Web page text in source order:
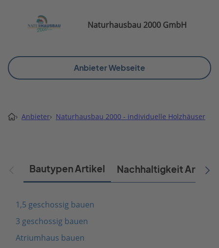
Naturhausbau 2000 GmbH
Anbieter Webseite
› Anbieter› Naturhausbau 2000 - individuelle Holzhäuser
Bautypen Artikel Nachhaltigkeit Artikel
1,5 geschossig bauen
3 geschossig bauen
Atriumhaus bauen